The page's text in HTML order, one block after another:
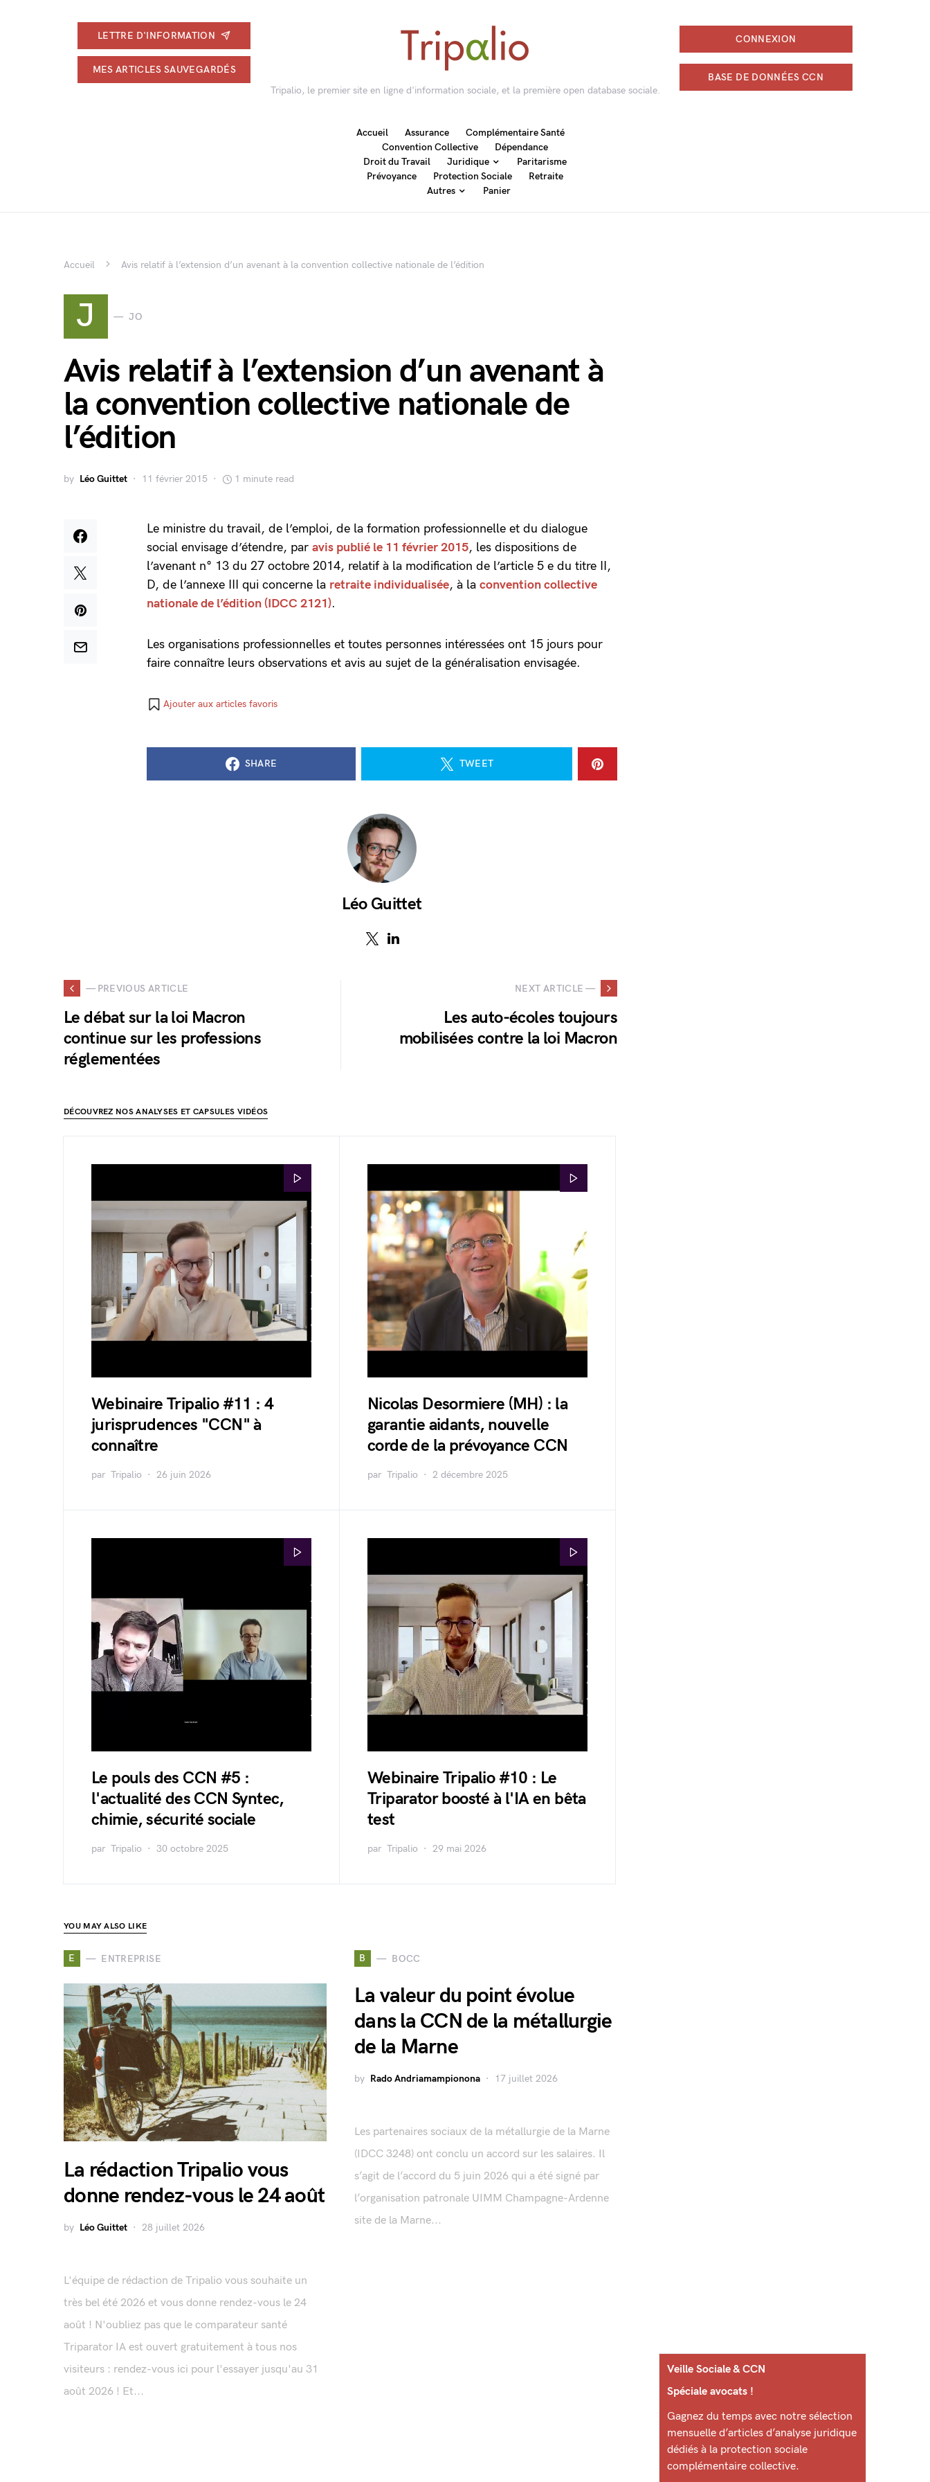
LETTRE D'INFORMATION
MES ARTICLES SAUVEGARDÉS
Tripalio, le premier site en ligne d'information sociale, et la première open database sociale.
CONNEXION
BASE DE DONNÉES CCN
Accueil Assurance
Complémentaire Santé
Convention Collective
Dépendance
Droit du Travail
Juridique
Paritarisme
Prévoyance
Protection Sociale
Retraite
Autres
Panier
Accueil Avis relatif à l’extension d’un avenant à la convention collective nationale de l’édition
J JO
Avis relatif à l’extension d’un avenant à
la convention collective nationale de
l’édition
by Léo Guittet 11 février 2015 1 minute read
Le ministre du travail, de l’emploi, de la formation professionnelle et du dialogue
social envisage d’étendre, par avis publié le 11 février 2015, les dispositions de
l’avenant n° 13 du 27 octobre 2014, relatif à la modification de l’article 5 e du titre II,
D, de l’annexe III qui concerne la retraite individualisée, à la convention collective
nationale de l’édition (IDCC 2121).
Les organisations professionnelles et toutes personnes intéressées ont 15 jours pour
faire connaître leurs observations et avis au sujet de la généralisation envisagée.
Ajouter aux articles favoris
SHARE TWEET
Léo Guittet
— PREVIOUS ARTICLE
Le débat sur la loi Macron
continue sur les professions
réglementées
NEXT ARTICLE —
Les auto-écoles toujours
mobilisées contre la loi Macron
DÉCOUVREZ NOS ANALYSES ET CAPSULES VIDÉOS
Webinaire Tripalio #11 : 4
jurisprudences "CCN" à
connaître
par Tripalio 26 juin 2026
Nicolas Desormiere (MH) : la
garantie aidants, nouvelle
corde de la prévoyance CCN
par Tripalio 2 décembre 2025
Le pouls des CCN #5 :
l'actualité des CCN Syntec,
chimie, sécurité sociale
par Tripalio 30 octobre 2025
Webinaire Tripalio #10 : Le
Triparator boosté à l'IA en bêta
test
par Tripalio 29 mai 2026
YOU MAY ALSO LIKE
E ENTREPRISE
La rédaction Tripalio vous
donne rendez-vous le 24 août
by Léo Guittet 28 juillet 2026
L'équipe de rédaction de Tripalio vous souhaite un
très bel été 2026 et vous donne rendez-vous le 24
août ! N'oubliez pas que le comparateur santé
Triparator IA est ouvert gratuitement à tous nos
visiteurs : rendez-vous ici pour l'essayer jusqu'au 31
août 2026 ! Et...
B BOCC
La valeur du point évolue
dans la CCN de la métallurgie
de la Marne
by Rado Andriamampionona 17 juillet 2026
Les partenaires sociaux de la métallurgie de la Marne
(IDCC 3248) ont conclu un accord sur les salaires. Il
s’agit de l’accord du 5 juin 2026 qui a été signé par
l’organisation patronale UIMM Champagne-Ardenne
site de la Marne...
Veille Sociale & CCN
Spéciale avocats !
Gagnez du temps avec notre sélection
mensuelle d’articles d’analyse juridique
dédiés à la protection sociale
complémentaire collective.